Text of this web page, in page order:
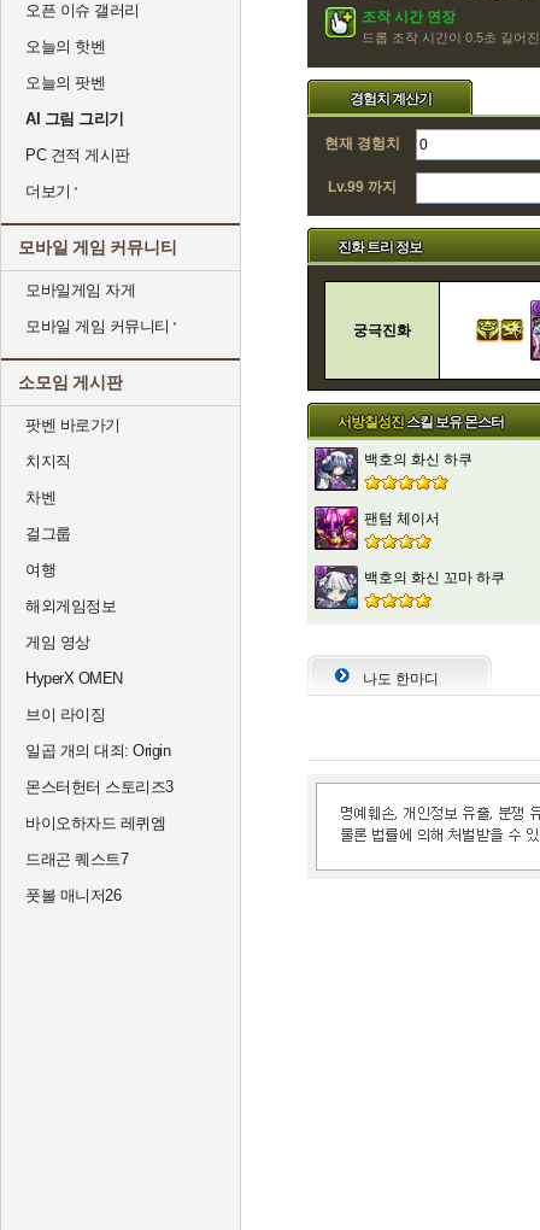
오픈 이슈 갤러리
오늘의 핫벤
오늘의 팟벤
AI 그림 그리기
PC 견적 게시판
더보기
모바일 게임 커뮤니티
모바일게임 자게
모바일 게임 커뮤니티
소모임 게시판
팟벤 바로가기
치지직
차벤
걸그룹
여행
해외게임정보
게임 영상
HyperX OMEN
브이 라이징
일곱 개의 대죄: Origin
몬스터헌터 스토리즈3
바이오하자드 레퀴엠
드래곤 퀘스트7
풋볼 매니저26
조작 시간 연장
드롭 조작 시간이 0.5초 길어
경험치 계산기
현재 경험치
Lv.99 까지
진화 트리 정보
궁극진화
서방칠성진스킬 보유 몬스터
백호의 화신 하쿠
팬텀 체이서
백호의 화신 꼬마 하쿠
나도 한마디